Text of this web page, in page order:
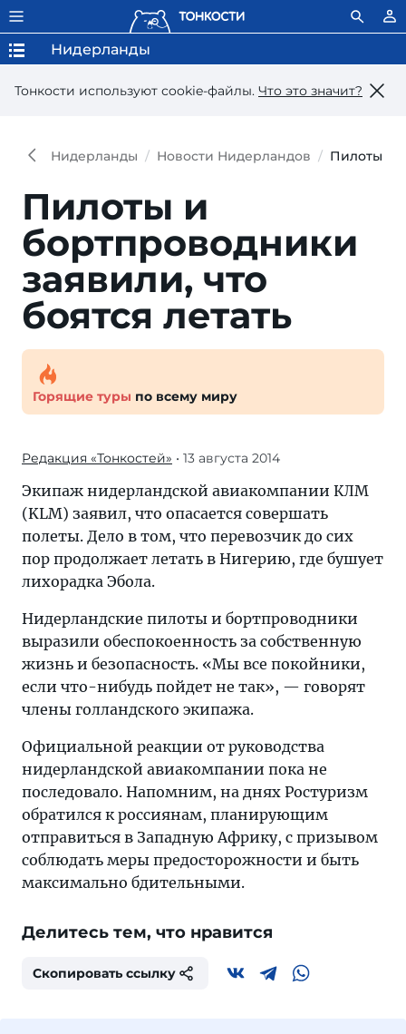
Тонкости используют сookie-файлы. Что это значит?
Нидерланды
Нидерланды Новости Нидерландов Пилоты и
Пилоты и
бортпроводники
заявили, что
боятся летать
Горящие туры по всему миру
Редакция «Тонкостей» • 13 августа 2014
Экипаж нидерландской авиакомпании КЛМ
(KLM) заявил, что опасается совершать
полеты. Дело в том, что перевозчик до сих
пор продолжает летать в Нигерию, где бушует
лихорадка Эбола.
Нидерландские пилоты и бортпроводники
выразили обеспокоенность за собственную
жизнь и безопасность. «Мы все покойники,
если что-нибудь пойдет не так», — говорят
члены голландского экипажа.
Официальной реакции от руководства
нидерландской авиакомпании пока не
последовало. Напомним, на днях Ростуризм
обратился к россиянам, планирующим
отправиться в Западную Африку, с призывом
соблюдать меры предосторожности и быть
максимально бдительными.
Делитесь тем, что нравится
Скопировать ссылку